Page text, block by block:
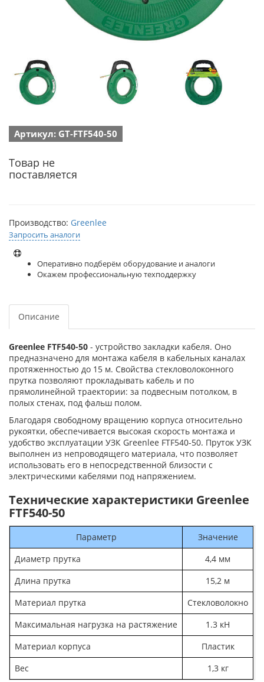
Артикул: GT-FTF540-50
Товар не
поставляется
Производство: Greenlee
Запросить аналоги
Оперативно подберём оборудование и аналоги
Окажем профессиональную техподдержку
Описание
Greenlee FTF540-50 - устройство закладки кабеля. Оно
предназначено для монтажа кабеля в кабельных каналах
протяженностью до 15 м. Свойства стекловолоконного
прутка позволяют прокладывать кабель и по
прямолинейной траектории: за подвесным потолком, в
полых стенах, под фальш полом.
Благодаря свободному вращению корпуса относительно
рукоятки, обеспечивается высокая скорость монтажа и
удобство эксплуатации УЗК Greenlee FTF540-50. Пруток УЗК
выполнен из непроводящего материала, что позволяет
использовать его в непосредственной близости с
электрическими кабелями под напряжением.
Технические характеристики Greenlee
FTF540-50
Параметр
Значение
Диаметр прутка
4,4 мм
Длина прутка
15,2 м
Материал прутка
Стекловолокно
Максимальная нагрузка на растяжение
1.3 кН
Материал корпуса
Пластик
Вес
1,3 кг